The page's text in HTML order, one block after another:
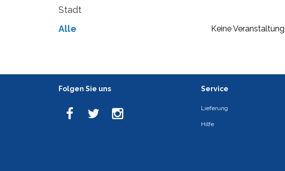
Stadt
Alle
Keine
Folgen Sie uns Service
Lieferung
Hilfe